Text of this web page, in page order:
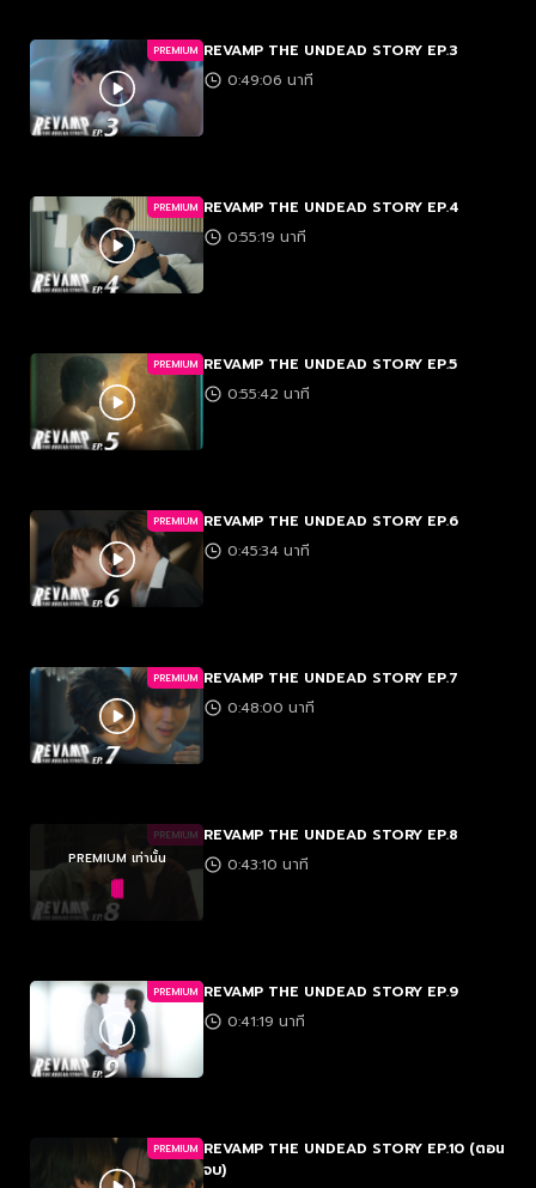
PREMIUM REVAMP THE UNDEAD STORY EP.3
0:49:06 นาที
PREMIUM REVAMP THE UNDEAD STORY EP.4
0:55:19 นาที
PREMIUM REVAMP THE UNDEAD STORY EP.5
0:55:42 นาที
PREMIUM REVAMP THE UNDEAD STORY EP.6
0:45:34 นาที
PREMIUM REVAMP THE UNDEAD STORY EP.7
0:48:00 นาที
PREMIUM
PREMIUM เท่านั้น
REVAMP THE UNDEAD STORY EP.8
0:43:10 นาที
PREMIUM REVAMP THE UNDEAD STORY EP.9
0:41:19 นาที
PREMIUM REVAMP THE UNDEAD STORY EP.10 (ตอน
จบ)